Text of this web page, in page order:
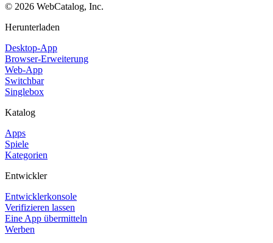
© 2026 WebCatalog, Inc.
Herunterladen
Desktop-App
Browser-Erweiterung
Web-App
Switchbar
Singlebox
Katalog
Apps
Spiele
Kategorien
Entwickler
Entwicklerkonsole
Verifizieren lassen
Eine App übermitteln
Werben